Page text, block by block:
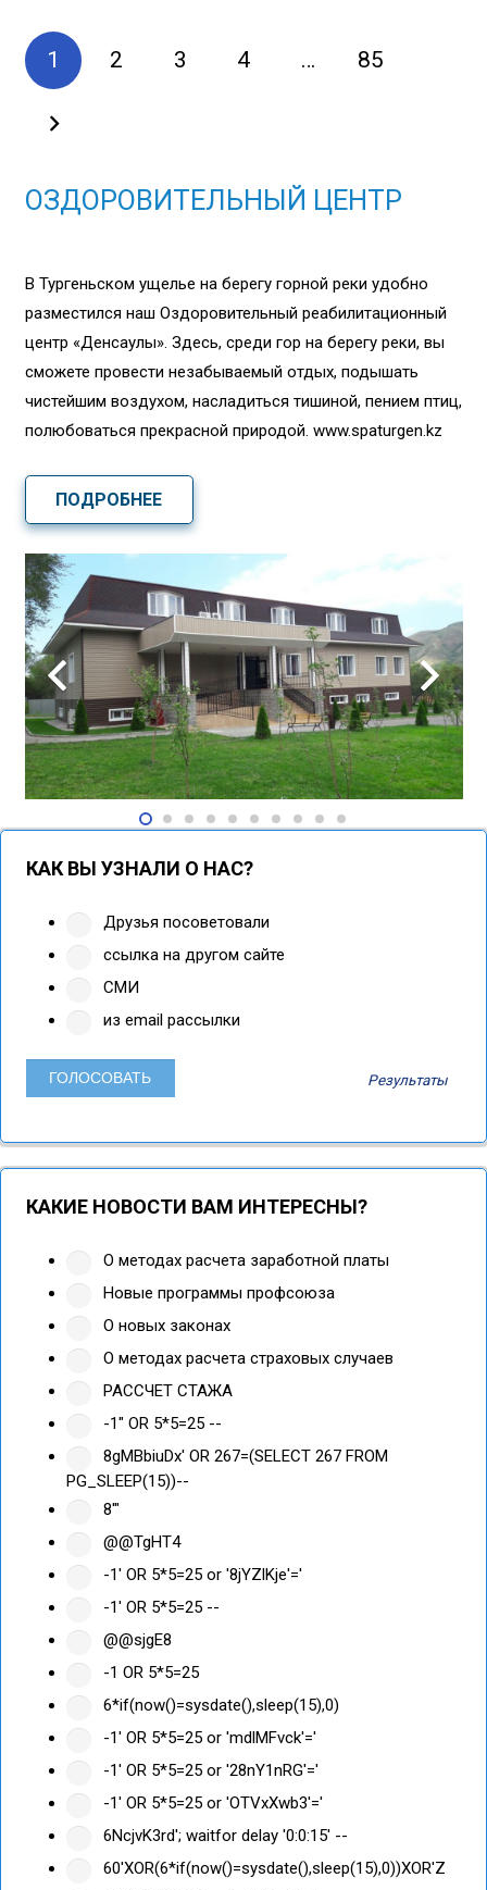
1 2 3 4 … 85
ОЗДОРОВИТЕЛЬНЫЙ ЦЕНТР
В Тургеньском ущелье на берегу горной реки удобно
разместился наш Оздоровительный реабилитационный
центр «Денсаулық». Здесь, среди гор на берегу реки, вы
сможете провести незабываемый отдых, подышать
чистейшим воздухом, насладиться тишиной, пением птиц,
полюбоваться прекрасной природой. www.spaturgen.kz
ПОДРОБНЕЕ
КАК ВЫ УЗНАЛИ О НАС?
Друзья посоветовали
ссылка на другом сайте
СМИ
из email рассылки
Результаты
КАКИЕ НОВОСТИ ВАМ ИНТЕРЕСНЫ?
О методах расчета заработной платы
Новые программы профсоюза
О новых законах
О методах расчета страховых случаев
РАССЧЕТ СТАЖА
-1" OR 5*5=25 --
8gMBbiuDx' OR 267=(SELECT 267 FROM
PG_SLEEP(15))--
8'"
@@TgHT4
-1' OR 5*5=25 or '8jYZlKje'='
-1' OR 5*5=25 --
@@sjgE8
-1 OR 5*5=25
6*if(now()=sysdate(),sleep(15),0)
-1' OR 5*5=25 or 'mdlMFvck'='
-1' OR 5*5=25 or '28nY1nRG'='
-1' OR 5*5=25 or 'OTVxXwb3'='
6NcjvK3rd'; waitfor delay '0:0:15' --
60'XOR(6*if(now()=sysdate(),sleep(15),0))XOR'Z